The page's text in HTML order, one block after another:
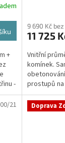
+
-
produktu
je
z
5
hvězdiček.
9 690 Kč bez
11 725
Vnitřní
komínek.
prostupů
21 Doprava